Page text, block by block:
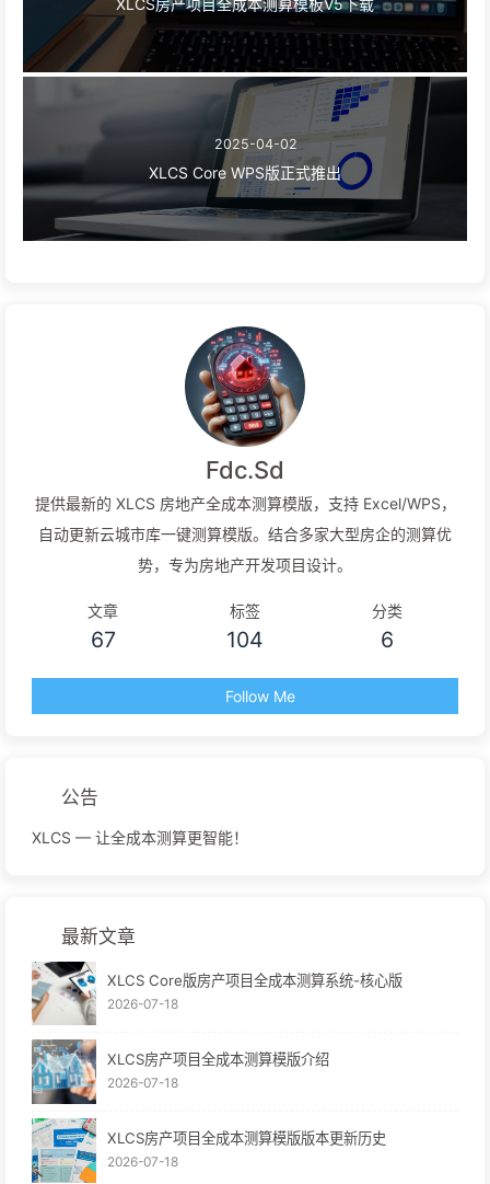
XLCS房产项目全成本测算模板V5下载
2025-04-02
XLCS Core WPS版正式推出
Fdc.Sd
提供最新的 XLCS 房地产全成本测算模版，支持 Excel/WPS，
自动更新云城市库一键测算模版。结合多家大型房企的测算优
势，专为房地产开发项目设计。
文章
67
标签
104
分类
6
Follow Me
公告
XLCS — 让全成本测算更智能！
最新文章
XLCS Core版房产项目全成本测算系统-核心版
2026-07-18
XLCS房产项目全成本测算模版介绍
2026-07-18
XLCS房产项目全成本测算模版版本更新历史
2026-07-18